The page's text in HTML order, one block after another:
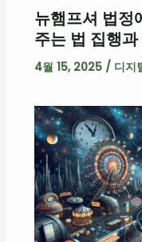
뉴햄프셔 법정
주는 법 집행
4월 15, 2025 / 디지